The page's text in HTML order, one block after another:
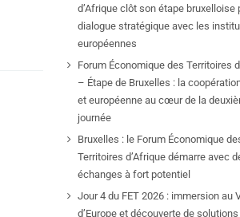
d’Afrique clôt son étape bruxelloise
dialogue stratégique avec les
européennes
Forum Économique des Territoires
– Étape de Bruxelles : la
et européenne au cœur de la
journée
Bruxelles : le Forum Économique
Territoires d’Afrique démarre avec
échanges à fort potentiel
Jour 4 du FET 2026 : immersion au
d’Europe et découverte de solutions